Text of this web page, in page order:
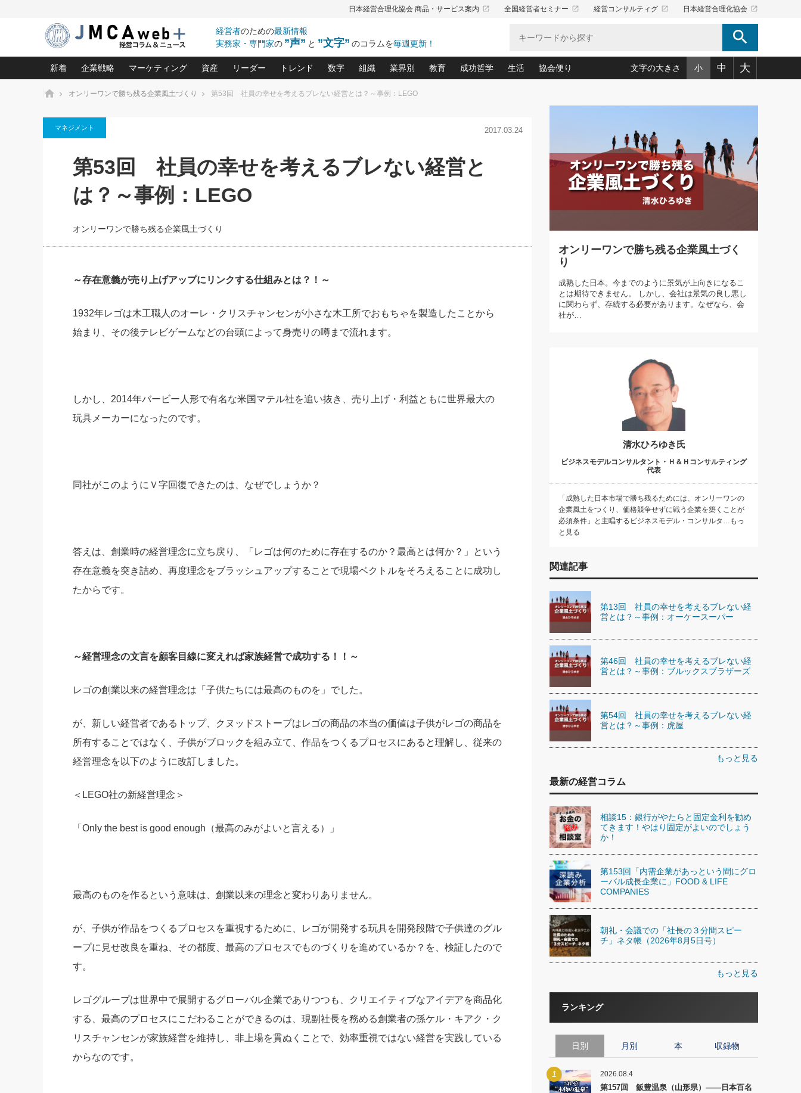
日本経営合理化協会 商品・サービス案内 launch 全国経営者セミナー launch 経営コンサルティグ launch 日本経営合理化協会 launch
経営者のための最新情報
実務家・専門家の ”声” と ”文字” のコラムを毎週更新！ search
新着
相談15：銀行がやたらと固定金
利を勧めてきます！やはり固定
がよいのでしょうか！
2026.08.7
う間にグローバル成長企業に」
FOOD & LIFE COMPANIES
日号）
2026.08.5 2026.08.5
第86回 「言葉狩り」
もっとみる
企業戦略
中小企業の「１位づくり」戦略(96)
利益を最大化する「業務改善」横田尚哉氏(5)
強い会社を築く ビジネス・クリニック(240)
日本レーザー「人を大切にしながら利益を上げる経営」の極意
(3)
武器としてのM&A入門(3)
社長のための“儲かる通販”戦略視点(151)
継続経営 百話百行(85)
マーケティング
ロングセラーの玉手箱(9)
大復活＆快進撃！ユニバーサルスタジオジャパンの成功要因と
は(5)
資産
中国経済の最新動向(204)
事業承継の前に、決めておきたい、知っておきたい、やってお
きたいコト(12)
深読み企業分析(153)
リーダー
ピョートル・F・グジバチの『経営戦略の新常識』(12)
指導者たる者かくあるべし(635)
次もあなたにお願いしたいと思われる「一流の仕事術」(28)
社長の右腕をつくる 人と組織を動かす(200)
トレンド
北村森の「今月のヒット商品」(109)
数字
会社を守り抜くための緊急対策(100)
強い決算書の会社はココが違う！(36)
組織
職場の生産性を下げるハラスメントの予防策(10)
賃金決定の定石(68)
顧客・社員・社会から支持される「ウェルビーイング経営入
業界別
大久保一彦の“流行る”お店の仕組みづくり(210)
柿内幸夫─社長のための現場改善(174)
教育
あなただからお願いしたいと思われる 気配りの達人(127)
クレーム対応 実践マニュアル(92)
クレーム対応の新知識と新常識(57)
デキル社員に育てる！ 社員教育の決め手(203)
成功哲学
令和時代の「社長の人間力の磨き方」(86)
先人の名句名言の教え 東洋思想に学ぶ経営学(132)
渡部昇一の「日本の指導者たち」(32)
生活
(50)
デジタルＡＶを味方に！新・仕事術(180)
リーダー脳の鍛え方(32)
ワインを楽しむ基礎レッスン(12)
必読！社長が読むべき今月の4冊(88)
社長の「氣」(30)
米国スポーツ・ビジネスに学ぶ心理学(98)
高橋一喜の『これぞ！"本物の温泉"』(157)
協会便り
ビジネス見聞録 経営ニュース(100)
作間信司の経営無形庵(けいえいむぎょうあん)(166)
経営セミナー情報局(1)
繁栄への着眼点 牟田太陽(76)
文字の大きさ 小 中 大
ホーム オンリーワンで勝ち残る企業風土づくり 第53回 社員の幸せを考えるブレない経営とは？～事例：LEGO
マネジメント 2017.03.24
第53回 社員の幸せを考えるブレない経営と
は？～事例：LEGO
オンリーワンで勝ち残る企業風土づくり
～存在意義が売り上げアップにリンクする仕組みとは？！～
1932年レゴは木工職人のオーレ・クリスチャンセンが小さな木工所でおもちゃを製造したことから
始まり、その後テレビゲームなどの台頭によって身売りの噂まで流れます。
しかし、2014年バービー人形で有名な米国マテル社を追い抜き、売り上げ・利益ともに世界最大の
玩具メーカーになったのです。
同社がこのようにＶ字回復できたのは、なぜでしょうか？
答えは、創業時の経営理念に立ち戻り、「レゴは何のために存在するのか？最高とは何か？」という
存在意義を突き詰め、再度理念をブラッシュアップすることで現場ベクトルをそろえることに成功し
たからです。
～経営理念の文言を顧客目線に変えれば家族経営で成功する！！～
レゴの創業以来の経営理念は「子供たちには最高のものを」でした。
が、新しい経営者であるトップ、クヌッドストープはレゴの商品の本当の価値は子供がレゴの商品を
所有することではなく、子供がブロックを組み立て、作品をつくるプロセスにあると理解し、従来の
経営理念を以下のように改訂しました。
＜LEGO社の新経営理念＞
「Only the best is good enough（最高のみがよいと言える）」
最高のものを作るという意味は、創業以来の理念と変わりありません。
が、子供が作品をつくるプロセスを重視するために、レゴが開発する玩具を開発段階で子供達のグル
ープに見せ改良を重ね、その都度、最高のプロセスでものづくりを進めているか？を、検証したので
す。
レゴグループは世界中で展開するグローバル企業でありつつも、クリエイティブなアイデアを商品化
する、最高のプロセスにこだわることができるのは、現副社長を務める創業者の孫ケル・キアク・ク
リスチャンセンが家族経営を維持し、非上場を貫ぬくことで、効率重視ではない経営を実践している
からなのです。
オンリーワンで勝ち残る企業風土づく
り
成熟した日本。今までのように景気が上向きになるこ
とは期待できません。 しかし、会社は景気の良し悪し
に関わらず、存続する必要があります。なぜなら、会
社が…
清水ひろゆき氏
ビジネスモデルコンサルタント・Ｈ＆Ｈコンサルティング
代表
「成熟した日本市場で勝ち残るためには、オンリーワンの
企業風土をつくり、価格競争せずに戦う企業を築くことが
必須条件」と主唱するビジネスモデル・コンサルタ…もっ
と見る
関連記事
第13回 社員の幸せを考えるブレない経
営とは？～事例：オーケースーパー
第46回 社員の幸せを考えるブレない経
営とは？～事例：ブルックスブラザーズ
第54回 社員の幸せを考えるブレない経
営とは？～事例：虎屋
もっと見る
最新の経営コラム
相談15：銀行がやたらと固定金利を勧め
てきます！やはり固定がよいのでしょう
か！
第153回「内需企業があっという間にグロ
ーバル成長企業に」FOOD & LIFE
COMPANIES
朝礼・会議での「社長の３分間スピー
チ」ネタ帳（2026年8月5日号）
もっと見る
ランキング
日別 月別 本 収録物
1 2026.08.4
第157回 飯豊温泉（山形県）――日本百名